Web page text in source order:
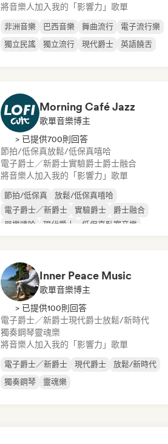
將音樂人加入我的「影響力」歌單
非洲音樂 巴西音樂 舞曲流行
電子流行樂
獨立民謠
獨立流行 現代爵士 英語饒舌
Morning Café Jazz
歌單音樂博主
> 已提供700則回答
節拍/低保真放鬆/低保真嘻哈
電子爵士／新爵士實驗爵士爵士融合
將音樂人加入我的「影響力」歌單
節拍/低保真
放鬆/低保真嘻哈
電子爵士／新爵士
實驗爵士
爵士融合
器樂嘻哈
現代爵士 低保真臥室音樂
Inner Peace Music
歌單音樂博主
> 已提供100則回答
電子爵士／新爵士現代爵士放鬆/新時代
獨奏鋼琴靈魂樂
將音樂人加入我的「影響力」歌單
電子爵士／新爵士 現代爵士
放鬆/新時代
獨奏鋼琴
靈魂樂